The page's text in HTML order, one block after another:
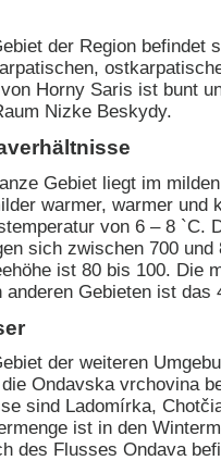
der Region befindet
Horny Saris ist bunt
Nizke Beskydy.
Gebiet liegt im
warmer, warmer und
von 6 – 8 `C.
sich zwischen 700
ist 80 bis 100. Die
anderen Gebieten ist das
der weiteren
Ondavska vrchovina
sind Ladomírka,
ist in den
des Flusses Ondava